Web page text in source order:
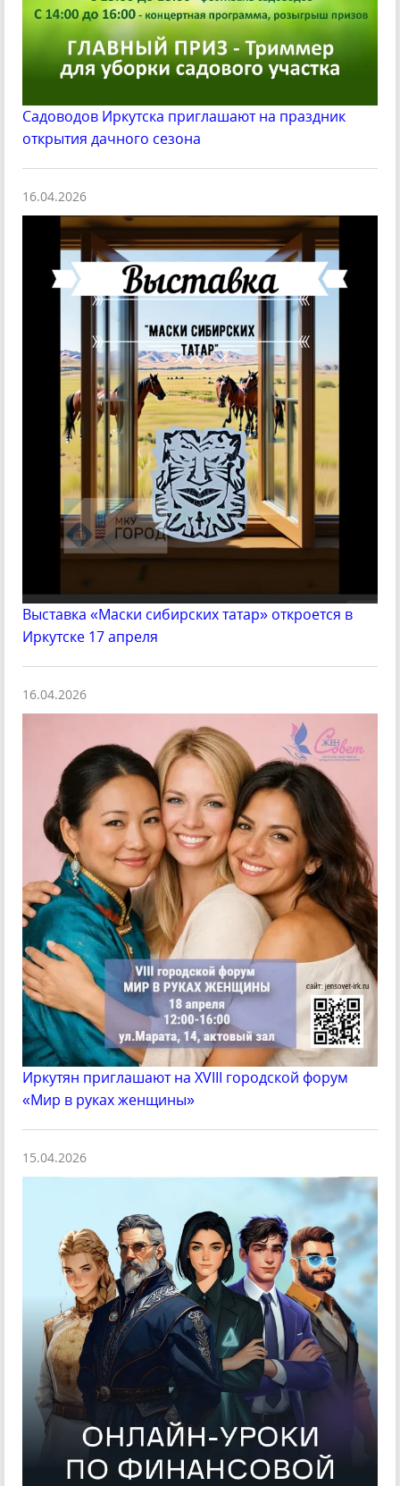
Садоводов Иркутска приглашают на праздник
открытия дачного сезона
16.04.2026
Выставка «Маски сибирских татар» откроется в
Иркутске 17 апреля
16.04.2026
Иркутян приглашают на XVIII городской форум
«Мир в руках женщины»
15.04.2026